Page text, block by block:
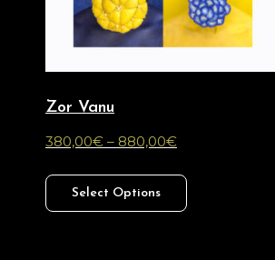
Zor Vanu
380,00€ – 880,00€
Select Options